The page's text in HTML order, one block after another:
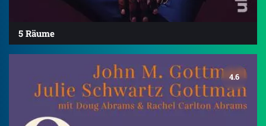
5 Räume
4.6